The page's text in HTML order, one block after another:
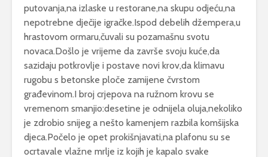
putovanja,na izlaske u restorane,na skupu odjeću,na
nepotrebne dječije igračke.Ispod debelih džempera,u
hrastovom ormaru,čuvali su pozamašnu svotu
novaca.Došlo je vrijeme da završe svoju kuće,da
sazidaju potkrovlje i postave novi krov,da klimavu
rugobu s betonske ploče zamijene čvrstom
građevinom.I broj crjepova na ružnom krovu se
vremenom smanjio:desetine je odnijela oluja,nekoliko
je zdrobio snijeg a nešto kamenjem razbila komšijska
djeca.Počelo je opet prokišnjavati,na plafonu su se
ocrtavale vlažne mrlje iz kojih je kapalo svake